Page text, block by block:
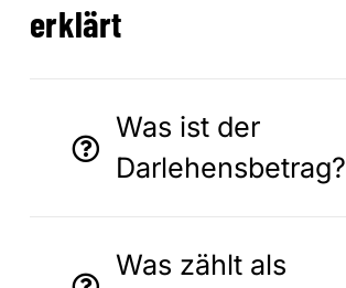
erklärt
Was ist der
Darlehensbetrag?
Was zählt als